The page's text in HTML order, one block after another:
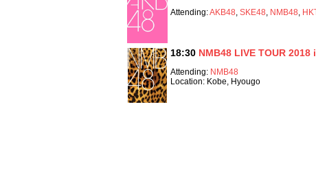
Attending:AKB48 SKE48 NMB48
18:30 NMB48 LIVE TOUR 2018
Attending: NMB48
Location: Kobe, Hyougo